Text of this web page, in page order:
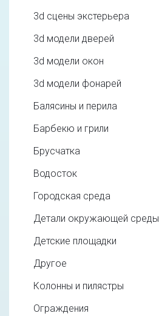
3d cцены экстерьера
3d модели дверей
3d модели окон
3d модели фонарей
Балясины и перила
Барбекю и грили
Брусчатка
Водосток
Городская среда
Детали окружающей среды
Детские площадки
Другое
Колонны и пилястры
Ограждения